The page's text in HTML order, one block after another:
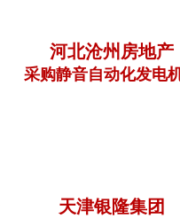
河北沧州房地产
采购静音自动化发电
天津银隆集团